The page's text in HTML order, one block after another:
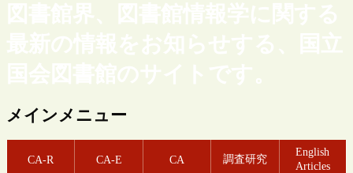
図書館界、図書館情報学に関する
最新の情報をお知らせする、国立
国会図書館のサイトです。
メインメニュー
CA-R CA-E CA 調査研究
English
Articles